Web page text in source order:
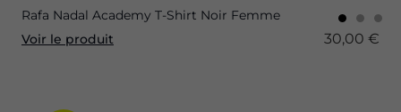
Rafa Nadal Academy T-Shirt Noir Femme
Voir le produit
30,00 €